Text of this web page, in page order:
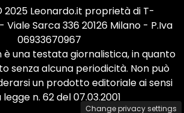
Leonardo.it proprietà di T-
Viale Sarca 336 20126 Milano - P.Iva
06933670967
è una testata giornalistica, in quanto
senza alcuna periodicità. Non può
un prodotto editoriale ai sensi
n. 62 del 07.03.2001
Change privacy settings